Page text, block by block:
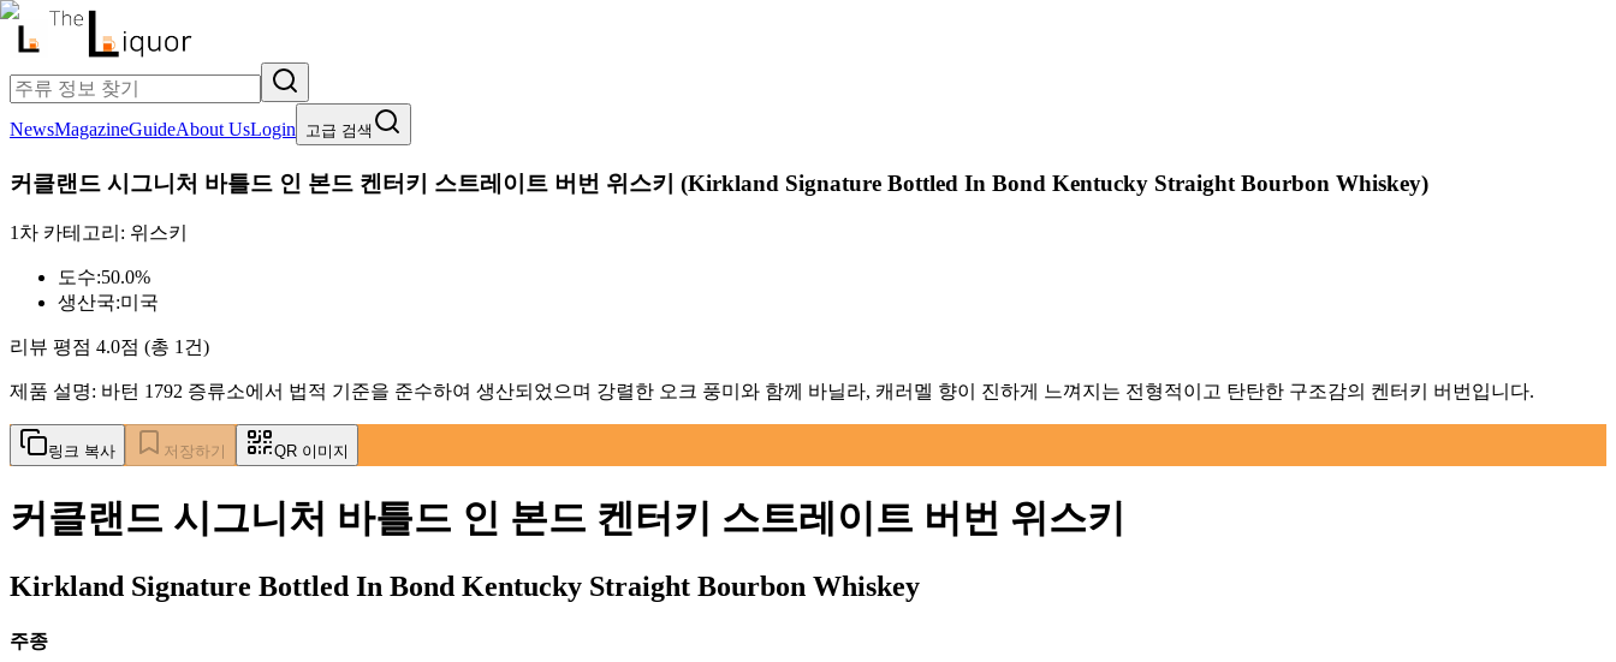
NewsMagazineGuideAbout UsLogin 고급 검색
커클랜드 시그니처 바틀드 인 본드 켄터키 스트레이트 버번 위스키 (Kirkland Signature Bottled In Bond Kentucky Straight Bourbon Whiskey)
1차 카테고리: 위스키
도수:50.0%
생산국:미국
리뷰 평점 4.0점 (총 1건)
제품 설명: 바턴 1792 증류소에서 법적 기준을 준수하여 생산되었으며 강렬한 오크 풍미와 함께 바닐라, 캐러멜 향이 진하게 느껴지는 전형적이고 탄탄한 구조감의 켄터키 버번입니다.
링크 복사 저장하기 QR 이미지
커클랜드 시그니처 바틀드 인 본드 켄터키 스트레이트 버번 위스키
Kirkland Signature Bottled In Bond Kentucky Straight Bourbon Whiskey
주종